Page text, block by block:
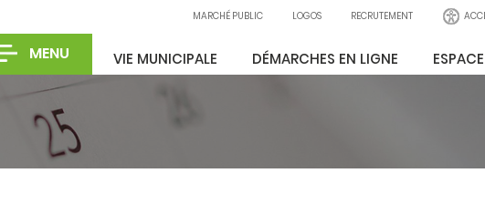
MARCHÉ PUBLIC LOGOS RECRUTEMENT
MENU VIE MUNICIPALE DÉMARCHES EN LIGNE